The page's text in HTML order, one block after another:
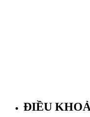
ĐIỀU